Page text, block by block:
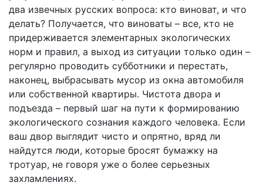
два извечных русских вопроса: кто виноват, и что
делать? Получается, что виноваты – все, кто не
придерживается элементарных экологических
норм и правил, а выход из ситуации только один –
регулярно проводить субботники и перестать,
наконец, выбрасывать мусор из окна автомобиля
или собственной квартиры. Чистота двора и
подъезда – первый шаг на пути к формированию
экологического сознания каждого человека. Если
ваш двор выглядит чисто и опрятно, вряд ли
найдутся люди, которые бросят бумажку на
тротуар, не говоря уже о более серьезных
захламлениях.